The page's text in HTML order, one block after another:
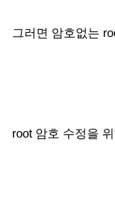
그러면 암호없는
root 암호 수정을